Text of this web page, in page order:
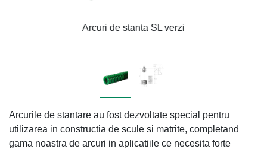
Arcuri de stanta SL verzi
Arcurile de stantare au fost dezvoltate special pentru
utilizarea in constructia de scule si matrite, completand
gama noastra de arcuri in aplicatiile ce necesita forte